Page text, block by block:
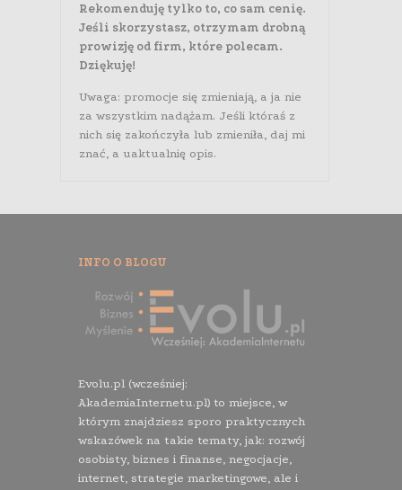
Rekomenduję tylko to, co sam cenię.
Jeśli skorzystasz, otrzymam drobną
prowizję od firm, które polecam.
Dziękuję!
Uwaga: promocje się zmieniają, a ja nie
za wszystkim nadążam. Jeśli któraś z
nich się zakończyła lub zmieniła, daj mi
znać, a uaktualnię opis.
INFO O BLOGU
Evolu.pl (wcześniej:
AkademiaInternetu.pl) to miejsce, w
którym znajdziesz sporo praktycznych
wskazówek na takie tematy, jak: rozwój
osobisty, biznes i finanse, negocjacje,
internet, strategie marketingowe, ale i